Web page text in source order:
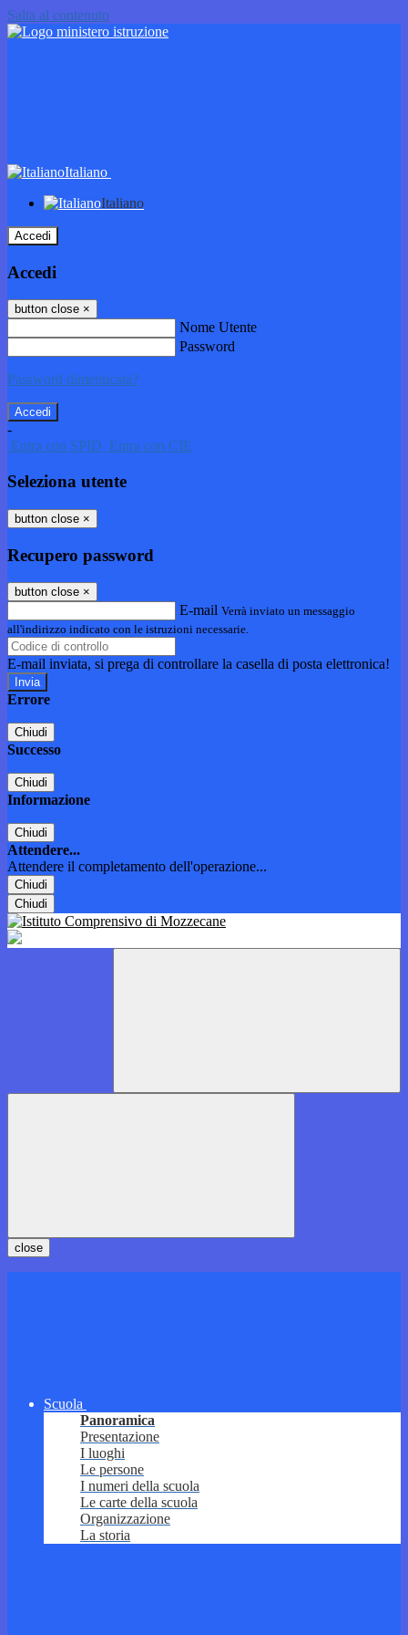
Salta al contenuto
Italiano
Italiano
Accedi
Accedi
button close ×
Nome Utente
Password
Password dimenticata?
-
Entra con SPID Entra con CIE
Seleziona utente
button close ×
Recupero password
button close ×
E-mail Verrà inviato un messaggio
all'indirizzo indicato con le istruzioni necessarie.
E-mail inviata, si prega di controllare la casella di posta elettronica!
Errore
Chiudi
Successo
Chiudi
Informazione
Chiudi
Attendere...
Attendere il completamento dell'operazione...
Chiudi
Chiudi
close
Scuola
Panoramica
Presentazione
I luoghi
Le persone
I numeri della scuola
Le carte della scuola
Organizzazione
La storia